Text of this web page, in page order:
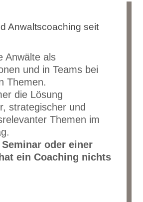
Anwaltscoaching seit
Anwälte als
und in Teams bei
Themen.
die Lösung
strategischer und
Themen im
oder einer
ein Coaching nichts